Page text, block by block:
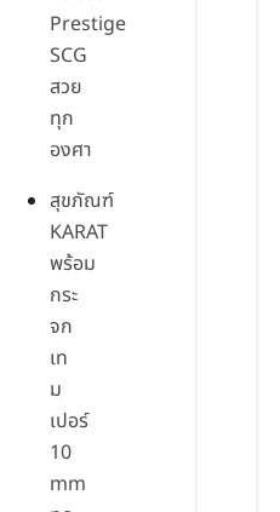
Prestige
SCG
สวย
ทุก
องศา
สุขภัณฑ์
KARAT
พร้อม
กระ
จก
เท
ม
เปอร์
10
mm